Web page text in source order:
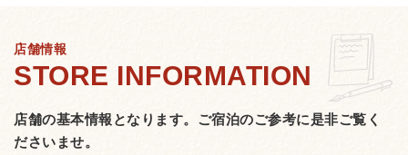
店舗情報
店舗の基本情報となります。 ご宿泊のご参考に是非ご覧く
ださいませ。